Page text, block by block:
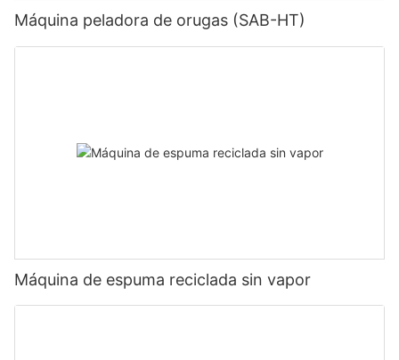
Máquina peladora de orugas (SAB-HT)
Máquina de espuma reciclada sin vapor